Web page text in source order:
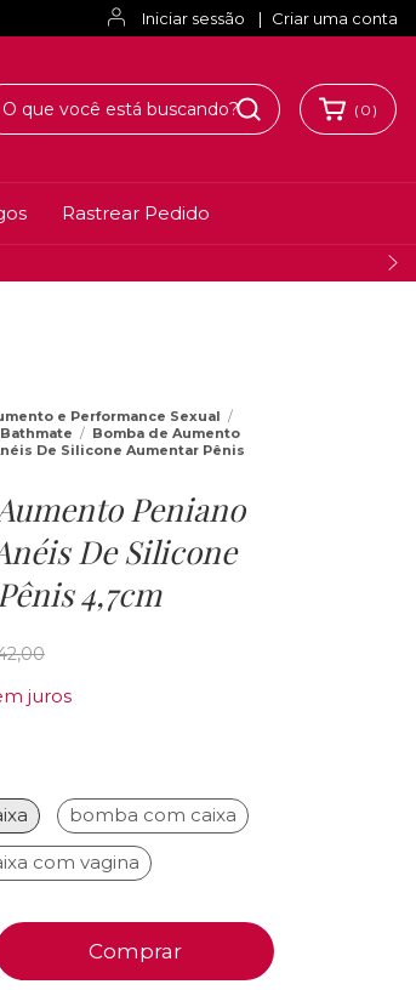
Iniciar sessão | Criar uma conta
( 0 )
Rastrear Pedido
e Performance Sexual /
/ Bomba de Aumento
De Silicone Aumentar Pênis
Peniano
De Silicone
4,7cm
juros
bomba com caixa
com vagina